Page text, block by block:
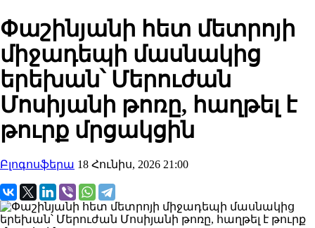
Փաշինյանի հետ մետրոյի
միջադեպի մասնակից
երեխան՝ Մերուժան
Մոսիյանի թոռը, հաղթել է
թուրք մրցակցին
Բլոգոսֆերա 18 Հունիս, 2026 21:00